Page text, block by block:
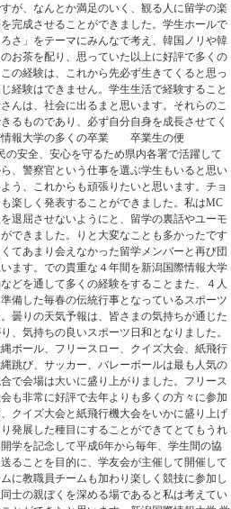
が、なんとか満足のいく、観る人に留学の楽
完成させることができました。学生ホールで
さ」をテーマにみんなで考え、韓国ノリや韓
お茶を配り、思っていた以上に好評で多くの
の経験は、これから先必ず生きてくると思っ
経験はできません。学生生活で経験すること
んは、社会に出るまと思います。それらのこ
るものであり、必ず自分自身を成長させてく
情報大学の多くの卒業 卒業生の便
心を守るため県内各署で活躍して
、警察官という仕事を選ぶ学生もいると思い
う、これからも頑張りたいと思います。チョ
楽しく発表することができました。私はMC
退屈させないようにと、留学の裏話やユーモ
できました。りと大変なことも多かったです
てあまり会えなかった留学メンバーと再び団
ます。での貴重な４年間を新潟国際情報大学
どを通して多くの経験をすることまた、４人
備した毎春の伝統行事となっているスポーツ
曇りの天気予報は、皆さまの気持ちが通じた
、気持ちの良いスポーツ日和となりました。
ボール、フリースロー、クイズ大会、紙飛行
跳び、サッカー、バレーボールは最も人気の
で会場は大いに盛り上がりました。フリース
も非常に好評で去年よりも多くの方々に参加
クイズ大会と紙飛行機大会をいかに盛り上げ
発展した種目にすることができてとてもうれ
学を記念して平成6年から毎年、学生間の協
ることを目的に、学友会が主催して開催して
に教職員チームも加わり楽しく競技に参加し
士の親ぼくを深める場であると私は考えてい